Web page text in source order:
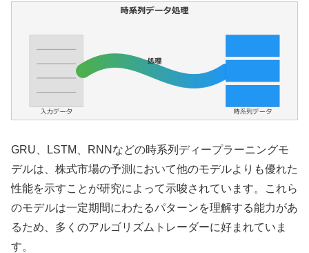
GRU、LSTM、RNNなどの時系列ディープラーニングモ
デルは、株式市場の予測において他のモデルよりも優れた
性能を示すことが研究によって示唆されています。これら
のモデルは一定期間にわたるパターンを理解する能力があ
るため、多くのアルゴリズムトレーダーに好まれていま
す。